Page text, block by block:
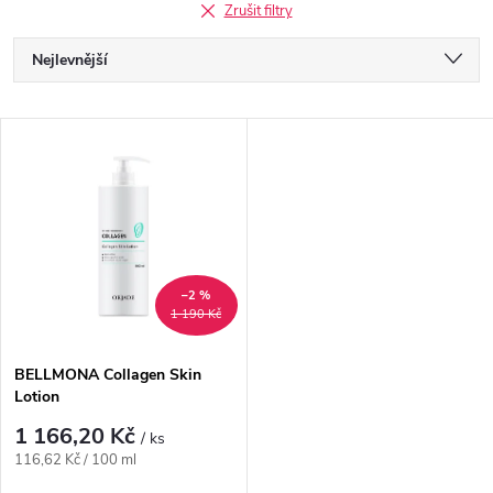
Zrušit filtry
Ř
a
p
r
Nejlevnější
s
p
r
1 190 Kč
–2 %
BELLMONA Collagen Skin
Lotion
1 166,20 Kč/ ks
Měrná
116,62 Kč / 100 ml